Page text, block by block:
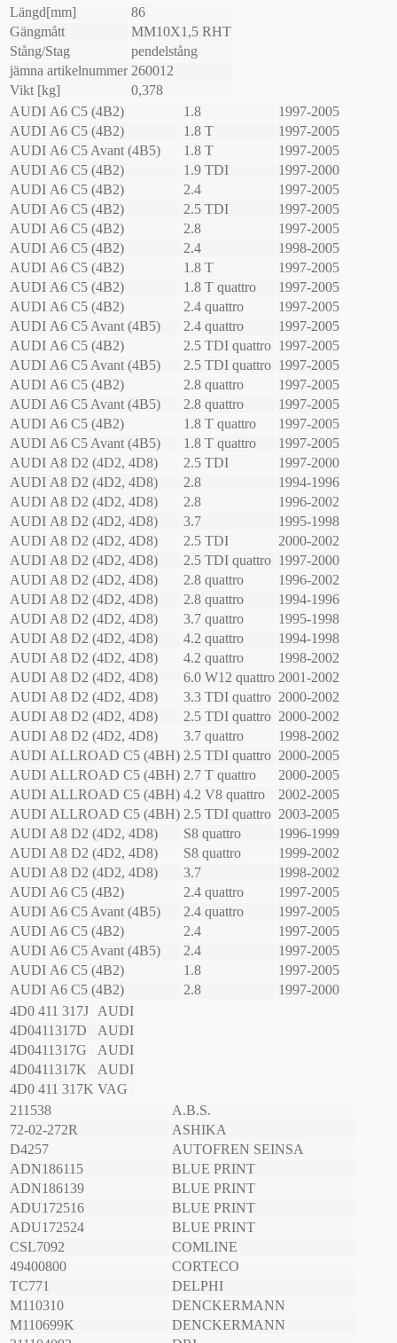
Längd[mm]
86
Gängmått
MM10X1,5 RHT
Stång/Stag
pendelstång
jämna artikelnummer 260012
Vikt [kg]
0,378
AUDI A6 C5 (4B2) 1.8
1997-2005
AUDI A6 C5 (4B2) 1.8 T
1997-2005
AUDI A6 C5 Avant (4B5) 1.8 T
1997-2005
AUDI A6 C5 (4B2) 1.9 TDI
1997-2000
AUDI A6 C5 (4B2) 2.4
1997-2005
AUDI A6 C5 (4B2) 2.5 TDI
1997-2005
AUDI A6 C5 (4B2) 2.8
1997-2005
AUDI A6 C5 (4B2) 2.4
1998-2005
AUDI A6 C5 (4B2) 1.8 T
1997-2005
AUDI A6 C5 (4B2) 1.8 T quattro
1997-2005
AUDI A6 C5 (4B2) 2.4 quattro
1997-2005
AUDI A6 C5 Avant (4B5) 2.4 quattro
1997-2005
AUDI A6 C5 (4B2) 2.5 TDI quattro 1997-2005
AUDI A6 C5 Avant (4B5) 2.5 TDI quattro 1997-2005
AUDI A6 C5 (4B2) 2.8 quattro
1997-2005
AUDI A6 C5 Avant (4B5) 2.8 quattro
1997-2005
AUDI A6 C5 (4B2) 1.8 T quattro
1997-2005
AUDI A6 C5 Avant (4B5) 1.8 T quattro
1997-2005
AUDI A8 D2 (4D2, 4D8) 2.5 TDI
1997-2000
AUDI A8 D2 (4D2, 4D8) 2.8
1994-1996
AUDI A8 D2 (4D2, 4D8) 2.8
1996-2002
AUDI A8 D2 (4D2, 4D8) 3.7
1995-1998
AUDI A8 D2 (4D2, 4D8) 2.5 TDI
2000-2002
AUDI A8 D2 (4D2, 4D8) 2.5 TDI quattro 1997-2000
AUDI A8 D2 (4D2, 4D8) 2.8 quattro
1996-2002
AUDI A8 D2 (4D2, 4D8) 2.8 quattro
1994-1996
AUDI A8 D2 (4D2, 4D8) 3.7 quattro
1995-1998
AUDI A8 D2 (4D2, 4D8) 4.2 quattro
1994-1998
AUDI A8 D2 (4D2, 4D8) 4.2 quattro
1998-2002
AUDI A8 D2 (4D2, 4D8) 6.0 W12 quattro 2001-2002
AUDI A8 D2 (4D2, 4D8) 3.3 TDI quattro 2000-2002
AUDI A8 D2 (4D2, 4D8) 2.5 TDI quattro 2000-2002
AUDI A8 D2 (4D2, 4D8) 3.7 quattro
1998-2002
AUDI ALLROAD C5 (4BH) 2.5 TDI quattro 2000-2005
AUDI ALLROAD C5 (4BH) 2.7 T quattro
2000-2005
AUDI ALLROAD C5 (4BH) 4.2 V8 quattro
2002-2005
AUDI ALLROAD C5 (4BH) 2.5 TDI quattro 2003-2005
AUDI A8 D2 (4D2, 4D8) S8 quattro
1996-1999
AUDI A8 D2 (4D2, 4D8) S8 quattro
1999-2002
AUDI A8 D2 (4D2, 4D8) 3.7
1998-2002
AUDI A6 C5 (4B2) 2.4 quattro
1997-2005
AUDI A6 C5 Avant (4B5) 2.4 quattro
1997-2005
AUDI A6 C5 (4B2) 2.4
1997-2005
AUDI A6 C5 Avant (4B5) 2.4
1997-2005
AUDI A6 C5 (4B2) 1.8
1997-2005
AUDI A6 C5 (4B2) 2.8
1997-2000
4D0 411 317J
AUDI
4D0411317D
AUDI
4D0411317G
AUDI
4D0411317K
AUDI
4D0 411 317K VAG
211538
A.B.S.
72-02-272R
ASHIKA
D4257
AUTOFREN SEINSA
ADN186115
BLUE PRINT
ADN186139
BLUE PRINT
ADU172516
BLUE PRINT
ADU172524
BLUE PRINT
CSL7092
COMLINE
49400800
CORTECO
TC771
DELPHI
M110310
DENCKERMANN
M110699K
DENCKERMANN